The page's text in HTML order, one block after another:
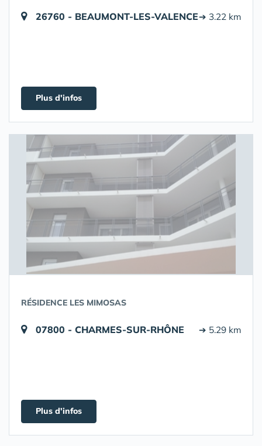
26760 - BEAUMONT-LES-VALENCE➔ 3.22 km
Plus d'infos
RÉSIDENCE LES MIMOSAS
07800 - CHARMES-SUR-RHÔNE ➔ 5.29 km
Plus d'infos